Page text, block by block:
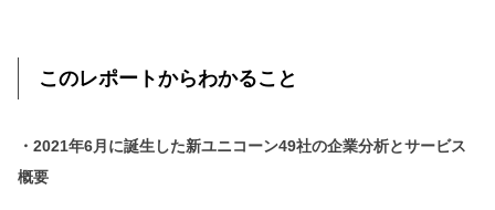
このレポートからわかること
・2021年6月に誕生した新ユニコーン49社の企業分析とサービス
概要